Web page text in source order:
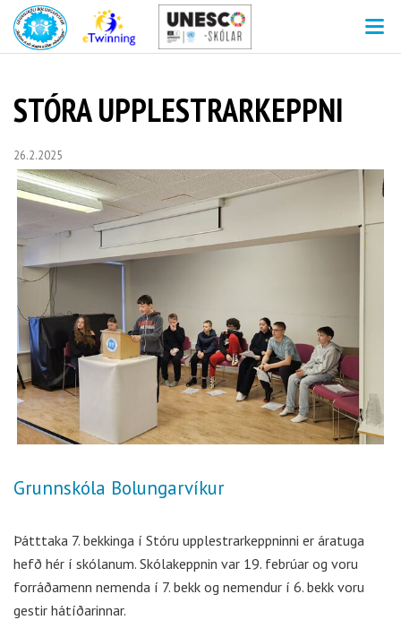
STÓRA UPPLESTRARKEPPNI
26.2.2025
Grunnskóla Bolungarvíkur
Þátttaka 7. bekkinga í Stóru upplestrarkeppninni er áratuga
hefð hér í skólanum. Skólakeppnin var 19. febrúar og voru
forráðamenn nemenda í 7. bekk og nemendur í 6. bekk voru
gestir hátíðarinnar.